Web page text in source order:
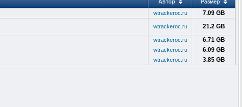
Автор
Размер
wtrackeroc.ru 7.09 GB
wtrackeroc.ru 21.2 GB
wtrackeroc.ru 6.71 GB
wtrackeroc.ru 6.09 GB
wtrackeroc.ru 3.85 GB